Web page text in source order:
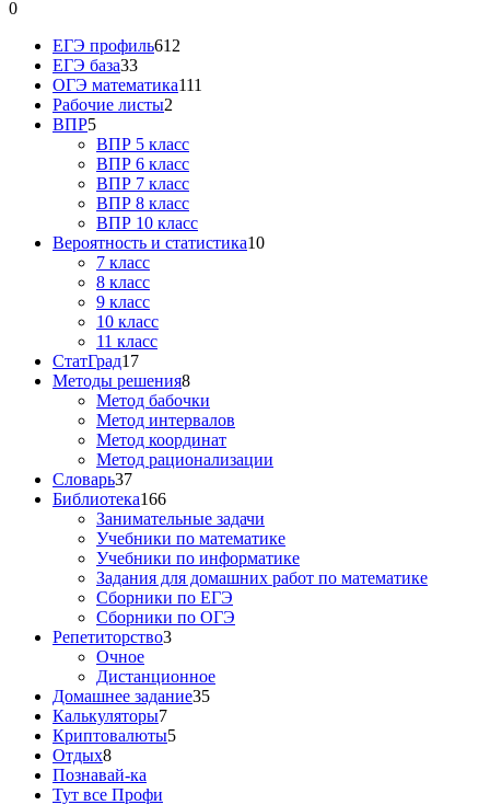
0
ЕГЭ профиль612
ЕГЭ база33
ОГЭ математика111
Рабочие листы2
ВПР5
ВПР 5 класс
ВПР 6 класс
ВПР 7 класс
ВПР 8 класс
ВПР 10 класс
Вероятность и статистика10
7 класс
8 класс
9 класс
10 класс
11 класс
СтатГрад17
Методы решения8
Метод бабочки
Метод интервалов
Метод координат
Метод рационализации
Словарь37
Библиотека166
Занимательные задачи
Учебники по математике
Учебники по информатике
Задания для домашних работ по математике
Сборники по ЕГЭ
Сборники по ОГЭ
Репетиторство3
Очное
Дистанционное
Домашнее задание35
Калькуляторы7
Криптовалюты5
Отдых8
Познавай-ка
Тут все Профи